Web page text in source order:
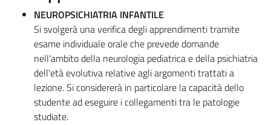
NEUROPSICHIATRIA INFANTILE
Si svolgerà una verifica degli apprendimenti tramite
esame individuale orale che prevede domande
nell'ambito della neurologia pediatrica e della psichiatria
dell'età evolutiva relative agli argomenti trattati a
lezione. Si considererà in particolare la capacità dello
studente ad eseguire i collegamenti tra le patologie
studiate.